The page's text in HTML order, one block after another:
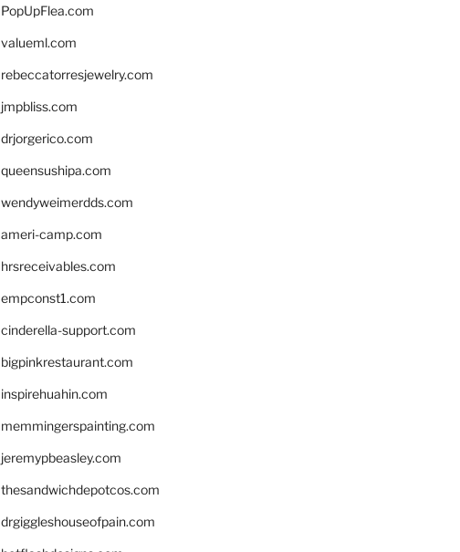
PopUpFlea.com
valueml.com
rebeccatorresjewelry.com
jmpbliss.com
drjorgerico.com
queensushipa.com
wendyweimerdds.com
ameri-camp.com
hrsreceivables.com
empconst1.com
cinderella-support.com
bigpinkrestaurant.com
inspirehuahin.com
memmingerspainting.com
jeremypbeasley.com
thesandwichdepotcos.com
drgiggleshouseofpain.com